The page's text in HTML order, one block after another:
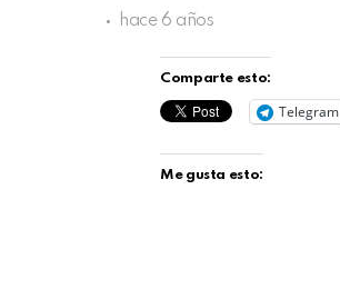
hace 6 años
Comparte esto:
Telegram
Me gusta esto: